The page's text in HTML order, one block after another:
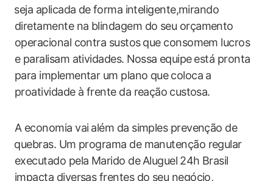
⁤seja aplicada de ⁣forma inteligente,mirando
diretamente na blindagem do seu orçamento
operacional‌ contra ‍sustos⁢ que consomem lucros
e paralisam atividades.⁣ Nossa ⁣equipe⁤ está pronta‍
para implementar‌ um plano que⁣ coloca a
proatividade à frente da reação ⁣custosa.
A economia vai ⁣além da‍ simples prevenção de
⁢quebras. Um programa de ‍manutenção​ regular
executado pela Marido de ⁤Aluguel ⁤24h Brasil‍
impacta diversas frentes do seu negócio,